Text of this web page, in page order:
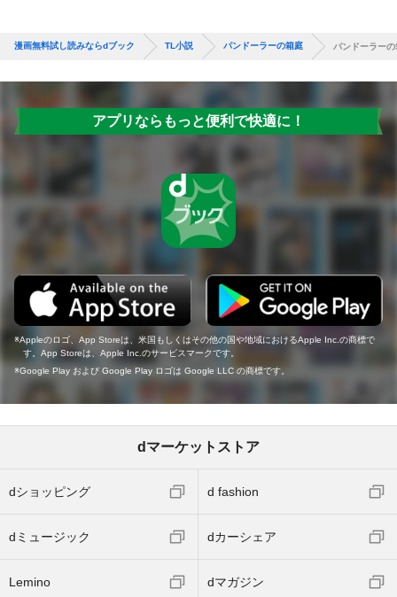
漫画無料試し読みならdブック TL小説 パンドーラーの箱庭 パンドーラーの
アプリならもっと便利で快適に！
Appleのロゴ、App Storeは、米国もしくはその他の国や地域におけるApple Inc.の商標で
す。App Storeは、Apple Inc.のサービスマークです。
Google Play および Google Play ロゴは Google LLC の商標です。
dマーケットストア
dショッピング d fashion
dミュージック dカーシェア
Lemino dマガジン